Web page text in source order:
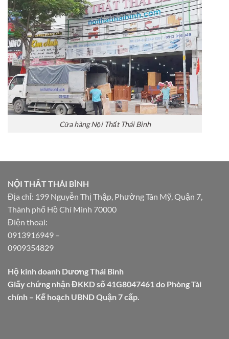
Cửa hàng Nội Thất Thái Bình
NỘI THẤT THÁI BÌNH
Địa chỉ: 199 Nguyễn Thị Thập, Phường Tân Mỹ, Quận 7,
Thành phố Hồ Chí Minh 70000
Điện thoại:
0913916949 –
0909354829
Hộ kinh doanh Dương Thái Bình
Giấy chứng nhận ĐKKD số 41G8047461 do Phòng Tài
chính – Kế hoạch UBND Quận 7 cấp.